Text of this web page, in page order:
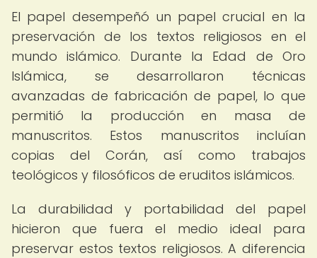
El papel desempeñó un papel crucial en la
preservación de los textos religiosos en el
mundo islámico. Durante la Edad de Oro
Islámica, se desarrollaron técnicas
avanzadas de fabricación de papel, lo que
permitió la producción en masa de
manuscritos. Estos manuscritos incluían
copias del Corán, así como trabajos
teológicos y filosóficos de eruditos islámicos.
La durabilidad y portabilidad del papel
hicieron que fuera el medio ideal para
preservar estos textos religiosos. A diferencia